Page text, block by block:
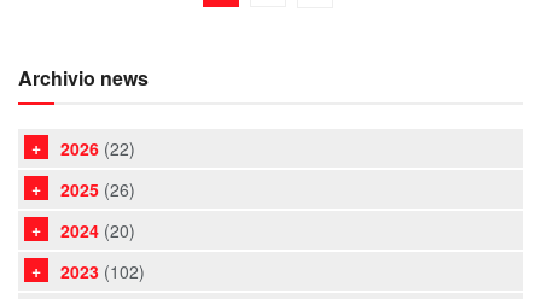
Archivio news
2026 (22)
2025 (26)
2024 (20)
2023 (102)